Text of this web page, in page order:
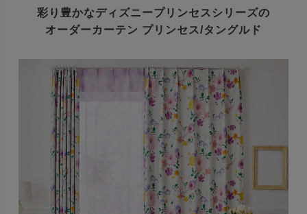
彩り豊かなディズニープリンセスシリーズの
オーダーカーテン プリンセス/タングルド